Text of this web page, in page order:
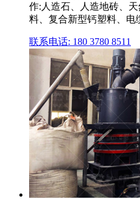
作:人造石、人造地砖、
料、复合新型钙塑料、电
联系电话: 180 3780 8511